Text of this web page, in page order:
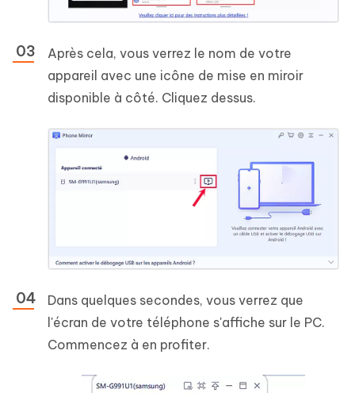
Après cela, vous verrez le nom de votre
appareil avec une icône de mise en miroir
disponible à côté. Cliquez dessus.
Dans quelques secondes, vous verrez que
l'écran de votre téléphone s'affiche sur le PC.
Commencez à en profiter.